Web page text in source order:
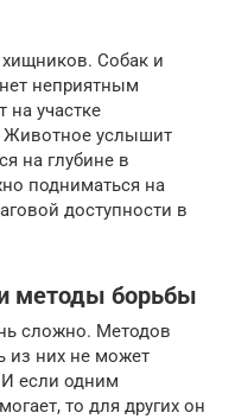
Собак и
неприятным
на участке
Животное услышит
на глубине в
подниматься на
доступности в
методы борьбы
сложно. Методов
из них не может
если одним
то для других он